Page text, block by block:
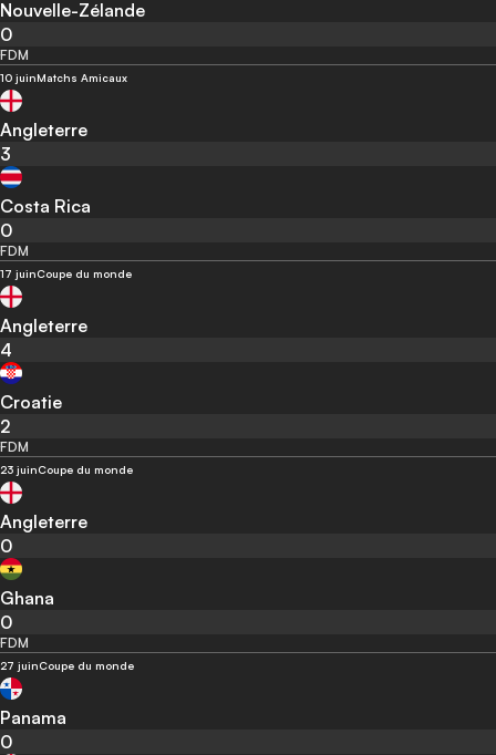
Nouvelle-Zélande
0
FDM
10 juinMatchs Amicaux
Angleterre
3
Costa Rica
0
FDM
17 juinCoupe du monde
Angleterre
4
Croatie
2
FDM
23 juinCoupe du monde
Angleterre
0
Ghana
0
FDM
27 juinCoupe du monde
Panama
0